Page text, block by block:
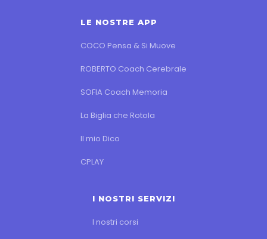
LE NOSTRE APP
COCO Pensa & Si Muove
ROBERTO Coach Cerebrale
SOFIA Coach Memoria
La Biglia che Rotola
Il mio Dico
CPLAY
I NOSTRI SERVIZI
I nostri corsi